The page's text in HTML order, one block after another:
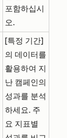
포함하십시
오.
[특정 기간]
의 데이터를
활용하여 지
난 캠페인의
성과를 분석
하세요. 주
요 지표별